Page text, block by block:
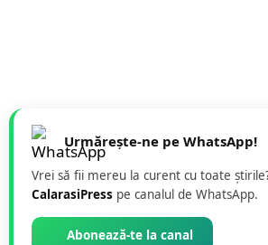
Urmărește-ne pe WhatsApp!
Vrei să fii mereu la curent cu toate
CalarasiPress pe canalul de WhatsApp.
Abonează-te la canal